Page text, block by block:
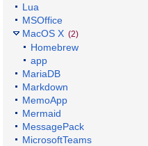
Lua
MSOffice
MacOS X (2)
Homebrew
app
MariaDB
Markdown
MemoApp
Mermaid
MessagePack
MicrosoftTeams